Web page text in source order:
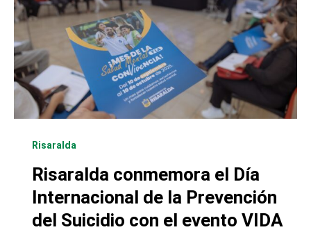
Risaralda
Risaralda conmemora el Día
Internacional de la Prevención
del Suicidio con el evento VIDA